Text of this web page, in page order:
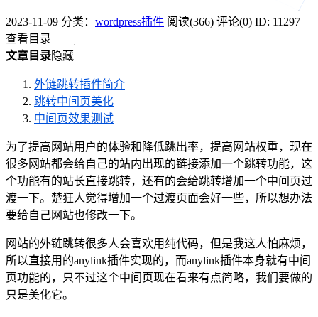
2023-11-09 分类： wordpress插件 阅读(366) 评论(0) ID: 11297
查看目录
文章目录隐藏
外链跳转插件简介
跳转中间页美化
中间页效果测试
为了提高网站用户的体验和降低跳出率，提高网站权重，现在
很多网站都会给自己的站内出现的链接添加一个跳转功能，这
个功能有的站长直接跳转，还有的会给跳转增加一个中间页过
渡一下。楚狂人觉得增加一个过渡页面会好一些，所以想办法
要给自己网站也修改一下。
网站的外链跳转很多人会喜欢用纯代码，但是我这人怕麻烦，
所以直接用的anylink插件实现的，而anylink插件本身就有中间
页功能的，只不过这个中间页现在看来有点简略，我们要做的
只是美化它。